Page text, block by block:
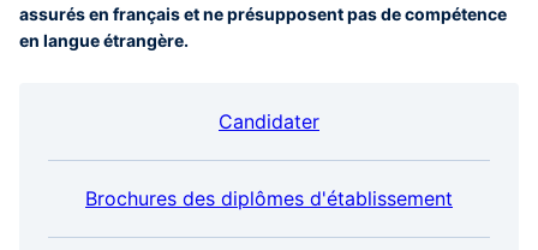
assurés en français et ne présupposent pas de compétence
en langue étrangère.
Candidater
Brochures des diplômes d'établissement